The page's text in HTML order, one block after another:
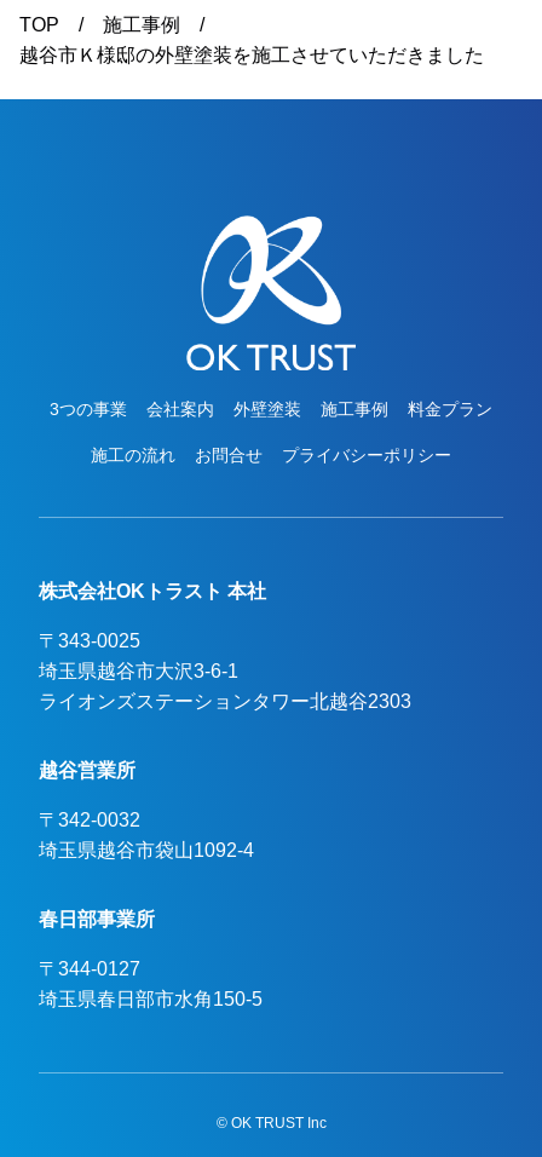
「仕上がりもとても綺麗で、色も思っていた通り
になりました」とのお言葉をいただき、ご満足い
ただけたようで私たちも大変嬉しく思っておりま
す。この度は大切なお住まいの外壁塗装工事をお
TOP
施工事例
越谷市Ｋ様邸の外壁塗装を施工させていただきました
3つの事業 会社案内 外壁塗装 施工事例 料金プラン
施工の流れ お問合せ プライバシーポリシー
株式会社OKトラスト 本社
〒343-0025
埼玉県越谷市大沢3-6-1
ライオンズステーションタワー北越谷2303
越谷営業所
〒342-0032
埼玉県越谷市袋山1092-4
春日部事業所
〒344-0127
埼玉県春日部市水角150-5
© OK TRUST Inc